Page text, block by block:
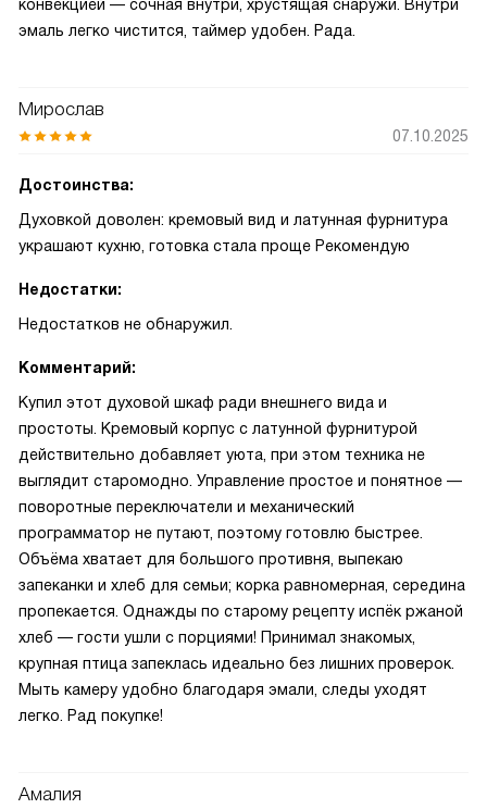
конвекцией — сочная внутри, хрустящая снаружи. Внутри
эмаль легко чистится, таймер удобен. Рада.
Мирослав
07.10.2025
Достоинства:
Духовкой доволен: кремовый вид и латунная фурнитура
украшают кухню, готовка стала проще Рекомендую
Недостатки:
Недостатков не обнаружил.
Комментарий:
Купил этот духовой шкаф ради внешнего вида и
простоты. Кремовый корпус с латунной фурнитурой
действительно добавляет уюта, при этом техника не
выглядит старомодно. Управление простое и понятное —
поворотные переключатели и механический
программатор не путают, поэтому готовлю быстрее.
Объёма хватает для большого противня, выпекаю
запеканки и хлеб для семьи; корка равномерная, середина
пропекается. Однажды по старому рецепту испёк ржаной
хлеб — гости ушли с порциями! Принимал знакомых,
крупная птица запеклась идеально без лишних проверок.
Мыть камеру удобно благодаря эмали, следы уходят
легко. Рад покупке!
Амалия